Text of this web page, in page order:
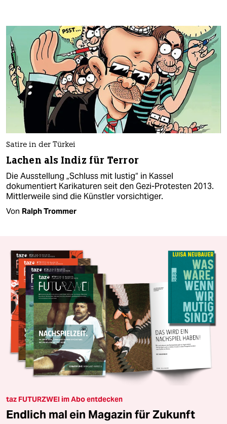
Satire in der Türkei
Lachen als Indiz für Terror
Die Ausstellung „Schluss mit lustig“ in Kassel
dokumentiert Karikaturen seit den Gezi-Protesten 2013.
Mittlerweile sind die Künstler vorsichtiger.
Von Ralph Trommer
taz FUTURZWEI im Abo entdecken
Endlich mal ein Magazin für Zukunft